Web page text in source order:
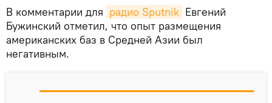
В комментарии для радио Sputnik Евгений
Бужинский отметил, что опыт размещения
американских баз в Средней Азии был
негативным.